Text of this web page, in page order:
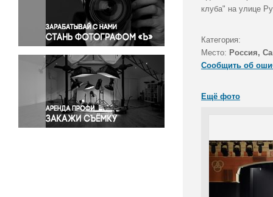
Правосудие
Происшествия и конфликты
Религия
Светская жизнь
Спорт
Экология
Экономика и бизнес
клуба" на улице
Категория:
Место: Россия,
Сообщить об
Ещё фото